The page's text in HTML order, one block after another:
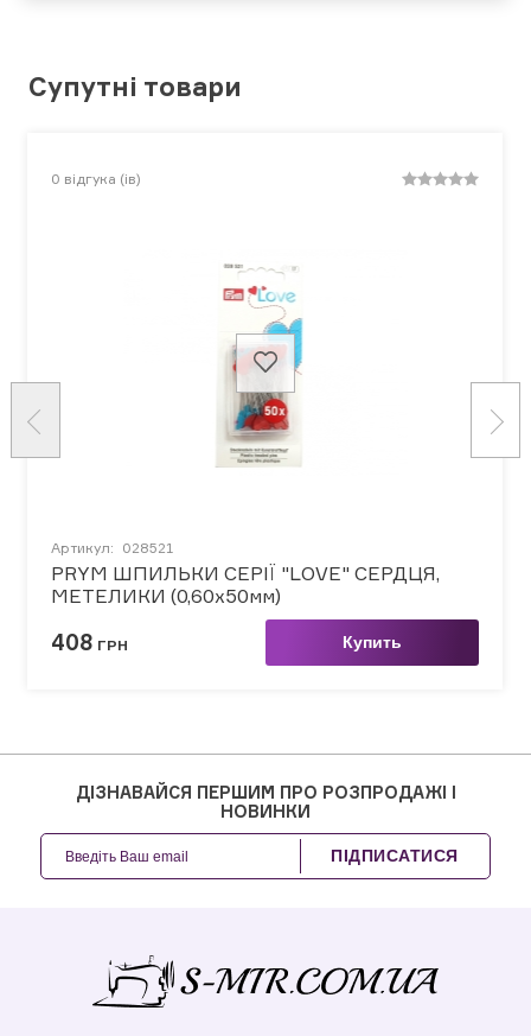
Супутні товари
0 відгука (ів)
Артикул: 028521
PRYM ШПИЛЬКИ СЕРІЇ "LOVE" СЕРДЦЯ,
МЕТЕЛИКИ (0,60х50мм)
408 ГРН Купить
ДІЗНАВАЙСЯ ПЕРШИМ ПРО РОЗПРОДАЖІ І
НОВИНКИ
ПІДПИСАТИСЯ